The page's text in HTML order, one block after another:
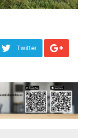
Twitter